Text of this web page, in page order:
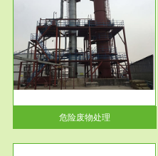
危险废物处理
服务范围
市政固废处理
蔚蓝生态环境科技所从事的市政
废物处理业务包括市政废物的处
理处...